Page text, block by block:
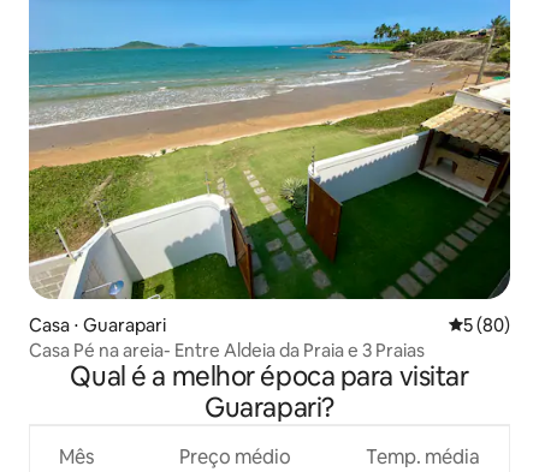
Casa ⋅ Guarapari 5 de uma
5 (80)
Casa Pé na areia- Entre Aldeia da Praia e 3 Praias
Qual é a melhor época para visitar
Guarapari?
Mês Preço médio Temp. média